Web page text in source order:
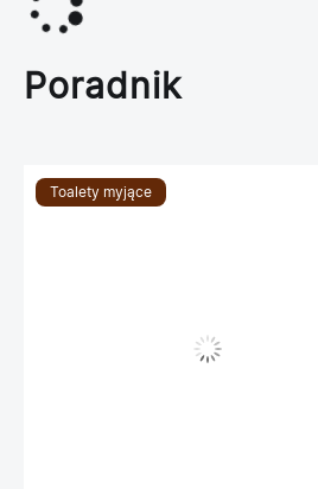
Poradnik
Toalety myjące